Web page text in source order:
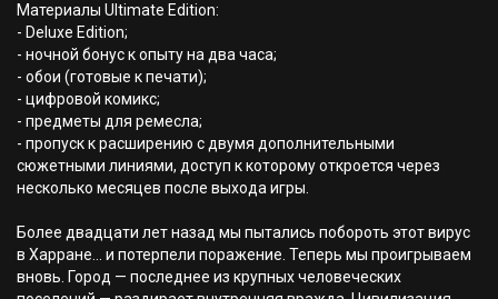
Материалы Ultimate Edition:
- Deluxe Edition;
- ночной бонус к опыту на два часа;
- обои (готовые к печати);
- цифровой комикс;
- предметы для ремесла;
- пропуск к расширению с двумя дополнительными
сюжетными линиями, доступ к которому откроется через
несколько месяцев после выхода игры.
Более двадцати лет назад мы пытались побороть этот вирус
в Харране... и потерпели поражение. Теперь мы проигрываем
вновь. Город — последнее из крупных человеческих